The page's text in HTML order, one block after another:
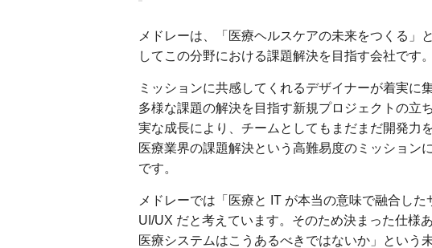
メドレーは、「医療ヘルスケアの未来をつくる」
してこの分野における課題解決を目指す会社です。
ミッションに共感してくれるデザイナーが着実に
多様な課題の解決を目指す新規プロジェクトの立
実な成長により、チームとしてもまだまだ開発力
医療業界の課題解決という高難易度のミッション
です。
メドレーでは「医療と IT が本当の意味で融合し
UI/UX だと考えています。そのため決まった仕様
医療システムはこうあるべきではないか」という